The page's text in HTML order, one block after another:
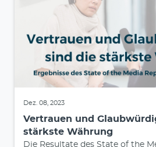
Dez. 08, 2023
Vertrauen und
stärkste Währung
Die Resultate des State of the